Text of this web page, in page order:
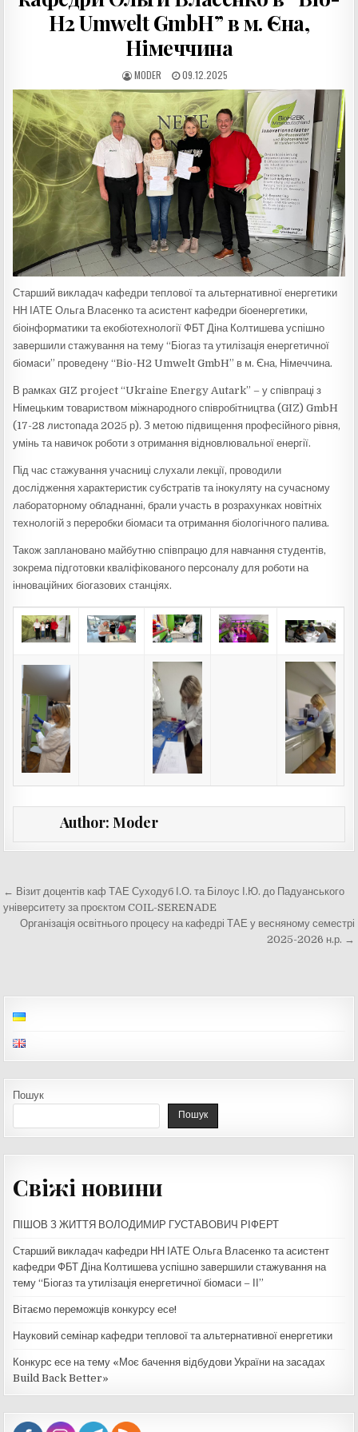
H2 Umwelt GmbH” в м. Єна,
Німеччина
AUTHOR:
MODER
PUBLISHED
DATE:
09.12.2025
Старший викладач кафедри теплової та альтернативної енергетики
НН ІАТЕ Ольга Власенко та асистент кафедри біоенергетики,
біоінформатики та екобіотехнології ФБТ Діна Колтишева успішно
завершили стажування на тему “Біогаз та утилізація енергетичної
біомаси” проведену “Bio-H2 Umwelt GmbH” в м. Єна, Німеччина.
В рамках GIZ project “Ukraine Energy Autark” – у співпраці з
Німецьким товариством міжнародного співробітництва (GIZ) GmbH
(17-28 листопада 2025 р). З метою підвищення професійного рівня,
умінь та навичок роботи з отримання відновлювальної енергії.
Під час стажування учасниці слухали лекції, проводили
дослідження характеристик субстратів та інокуляту на сучасному
лабораторному обладнанні, брали участь в розрахунках новітніх
технологій з переробки біомаси та отримання біологічного палива.
Також заплановано майбутню співпрацю для навчання студентів,
зокрема підготовки кваліфікованого персоналу для роботи на
інноваційних біогазових станціях.
Author: Moder
Навігація
записів
← Візит доцентів каф ТАЕ Суходуб І.О. та Білоус І.Ю. до Падуанського
університету за проєктом COIL-SERENADE
Організація освітнього процесу на кафедрі ТАЕ у весняному семестрі
2025-2026 н.р. →
Пошук
Пошук
Свіжі новини
ПІШОВ З ЖИТТЯ ВОЛОДИМИР ГУСТАВОВИЧ РІФЕРТ
Старший викладач кафедри НН ІАТЕ Ольга Власенко та асистент
кафедри ФБТ Діна Колтишева успішно завершили стажування на
тему “Біогаз та утилізація енергетичної біомаси – ІІ”
Вітаємо переможців конкурсу есе!
Науковий семінар кафедри теплової та альтернативної енергетики
Конкурс есе на тему «Моє бачення відбудови України на засадах
Build Back Better»